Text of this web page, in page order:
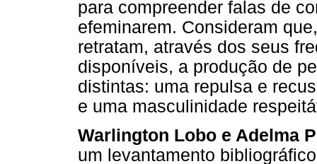
para compreender falas de
efeminarem. Consideram
retratam, através dos seus
disponíveis, a produção de
distintas: uma repulsa e
e uma masculinidade
Warlington Lobo e Adelma
um levantamento